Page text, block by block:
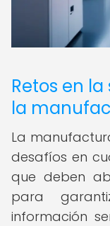
Retos en
la
La
desafíos en
que deben
para
información